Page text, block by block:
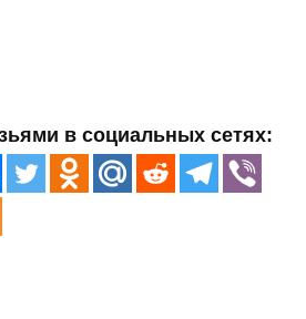
в социальных сетях: